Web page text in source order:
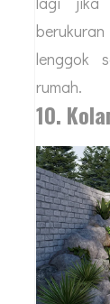
lenggok
rumah.
10.